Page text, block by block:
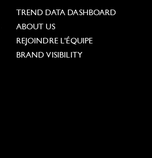
TREND DATA DASHBOARD
ABOUT US
REJOINDRE L'ÉQUIPE
BRAND VISIBILITY